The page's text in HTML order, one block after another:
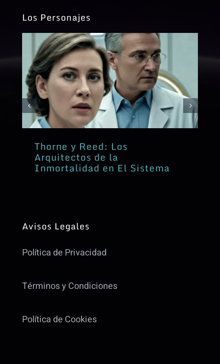
Los Personajes
Thorne y Reed: Los
Arquitectos de la
Inmortalidad en El Sistema
Avisos Legales
Política de Privacidad
Términos y Condiciones
Política de Cookies